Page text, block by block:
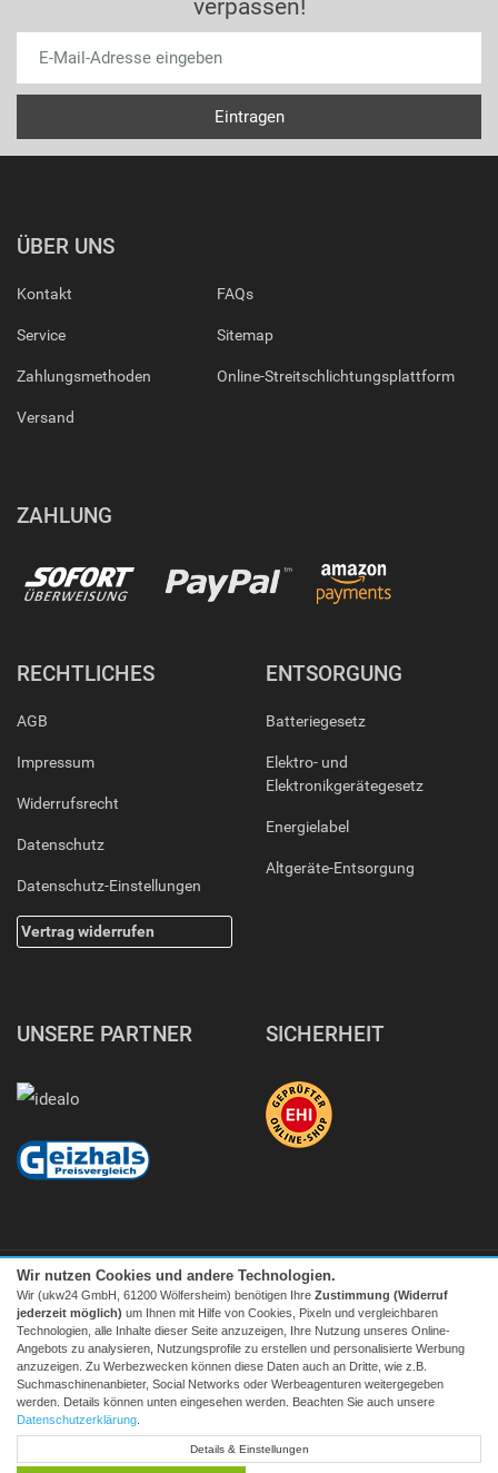
verpassen!
ÜBER UNS
Kontakt
Service
Zahlungsmethoden
Versand
FAQs
Sitemap
Online-Streitschlichtungsplattform
ZAHLUNG
RECHTLICHES
AGB
Impressum
Widerrufsrecht
Datenschutz
Datenschutz-Einstellungen
Vertrag widerrufen
ENTSORGUNG
Batteriegesetz
Elektro- und
Elektronikgerätegesetz
Energielabel
Altgeräte-Entsorgung
UNSERE PARTNER SICHERHEIT
Facebook| twitter
© 2026 Tecedo
Alle Preise inkl. MwSt. zzgl. Versand | *) Unverbindliche
Preisempfehlung | **) Ehemaliger Verkaufspreis
* zum Lokaltarif, Mobilfunk ggf. providerabhängig höher
Wir nutzen Cookies und andere Technologien.
Wir (ukw24 GmbH, 61200 Wölfersheim) benötigen Ihre Zustimmung (Widerruf
jederzeit möglich) um Ihnen mit Hilfe von Cookies, Pixeln und vergleichbaren
Technologien, alle Inhalte dieser Seite anzuzeigen, Ihre Nutzung unseres Online-
Angebots zu analysieren, Nutzungsprofile zu erstellen und personalisierte Werbung
anzuzeigen. Zu Werbezwecken können diese Daten auch an Dritte, wie z.B.
Suchmaschinenanbieter, Social Networks oder Werbeagenturen weitergegeben
werden. Details können unten eingesehen werden. Beachten Sie auch unsere
Datenschutzerklärung
Details & Einstellungen